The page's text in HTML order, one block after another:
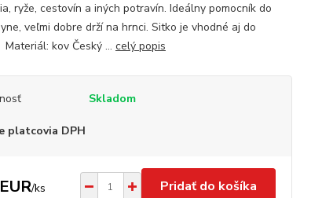
ryže, cestovín a iných potravín. Ideálny pomocník do
veľmi dobre drží na hrnci. Sitko je vhodné aj do
kov Český ... celý popis
Skladom
platcovia DPH
/ks Pridať do košíka